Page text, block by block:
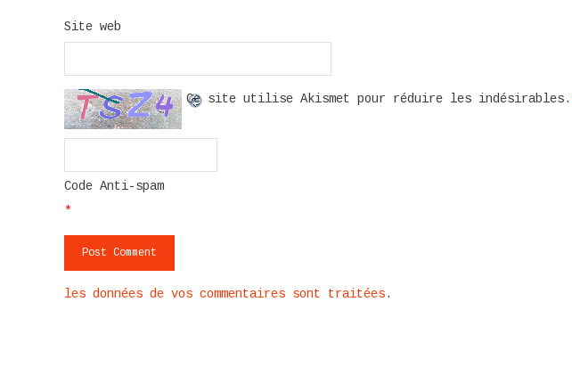
Site web
Code Anti-spam
*
Ce site utilise Akismet pour réduire les indésirables.
les données de vos commentaires sont traitées.